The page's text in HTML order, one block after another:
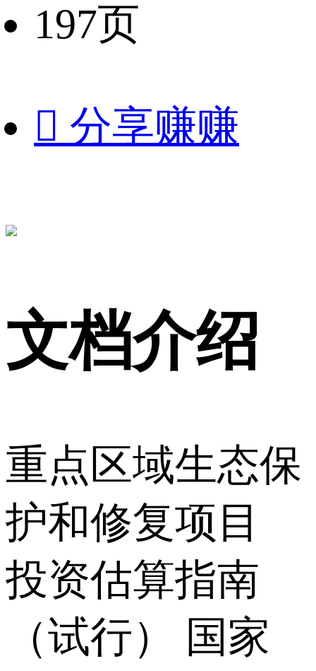
197页
 分享赚赚
文档介绍
重点区域生态保
护和修复项目
投资估算指南
（试行） 国家